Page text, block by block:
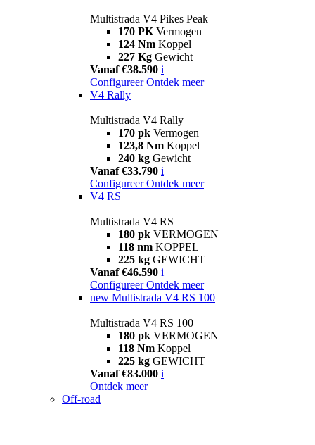
Multistrada V4 Pikes Peak
170 PK Vermogen
124 Nm Koppel
227 Kg Gewicht
Vanaf €38.590 i
Configureer Ontdek meer
V4 Rally
Multistrada V4 Rally
170 pk Vermogen
123,8 Nm Koppel
240 kg Gewicht
Vanaf €33.790 i
Configureer Ontdek meer
V4 RS
Multistrada V4 RS
180 pk VERMOGEN
118 nm KOPPEL
225 kg GEWICHT
Vanaf €46.590 i
Configureer Ontdek meer
new Multistrada V4 RS 100
Multistrada V4 RS 100
180 pk VERMOGEN
118 Nm Koppel
225 kg GEWICHT
Vanaf €83.000 i
Ontdek meer
Off-road